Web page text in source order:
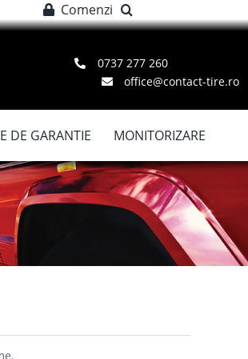
Comenzi
0737 277 260
office@contact-tire.ro
DE GARANTIE MONITORIZARE